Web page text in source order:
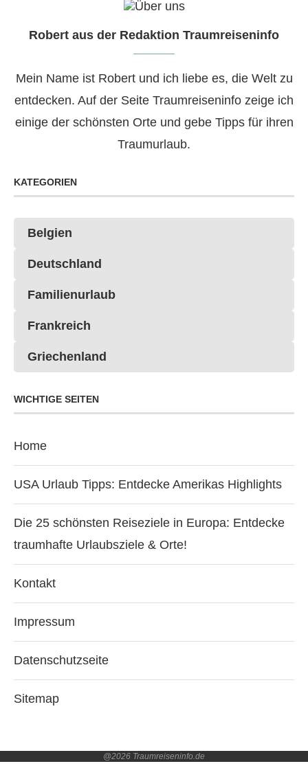
Robert aus der Redaktion Traumreiseninfo
Mein Name ist Robert und ich liebe es, die Welt zu
entdecken. Auf der Seite Traumreiseninfo zeige ich
einige der schönsten Orte und gebe Tipps für ihren
Traumurlaub.
KATEGORIEN
Belgien
Deutschland
Familienurlaub
Frankreich
Griechenland
WICHTIGE SEITEN
Home
USA Urlaub Tipps: Entdecke Amerikas Highlights
Die 25 schönsten Reiseziele in Europa: Entdecke
traumhafte Urlaubsziele & Orte!
Kontakt
Impressum
Datenschutzseite
Sitemap
@2026 Traumreiseninfo.de